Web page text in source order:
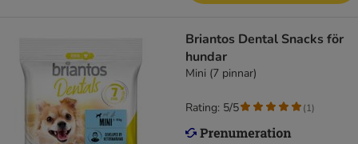
Briantos Dental Snacks för
hundar
Mini (7 pinnar)
Rating: 5/5 (1)